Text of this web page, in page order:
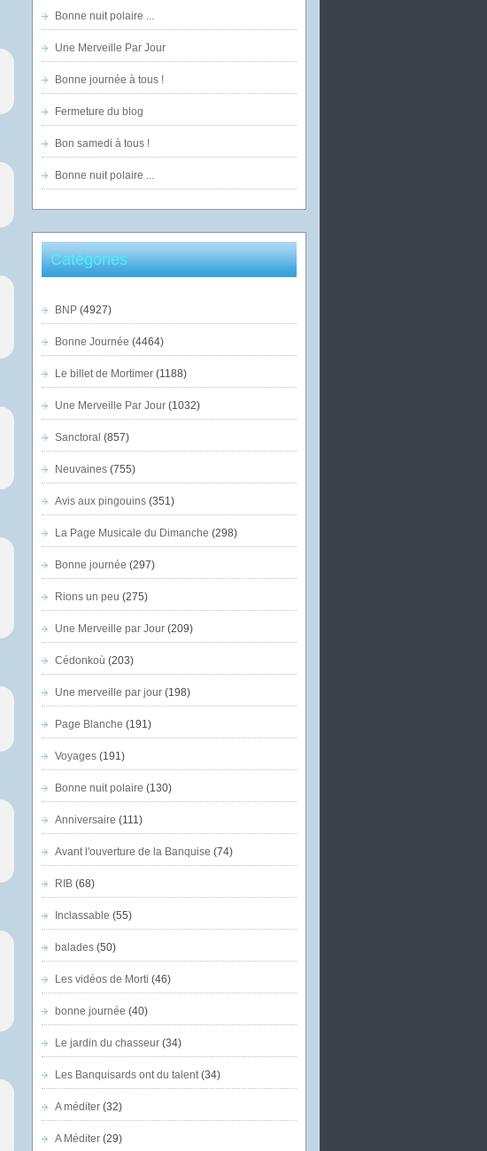
Bonne nuit polaire ...
Une Merveille Par Jour
Bonne journée à tous !
Fermeture du blog
Bon samedi à tous !
Bonne nuit polaire ...
Catégories
BNP(4927)
Bonne Journée (4464)
Le billet de Mortimer(1188)
Une Merveille Par Jour(1032)
Sanctoral (857)
Neuvaines(755)
Avis aux pingouins(351)
La Page Musicale du Dimanche (298)
Bonne journée (297)
Rions un peu (275)
Une Merveille par Jour(209)
Cédonkoù (203)
Une merveille par jour(198)
Page Blanche (191)
Voyages(191)
Bonne nuit polaire (130)
Anniversaire (111)
Avant l'ouverture de la Banquise (74)
RIB(68)
Inclassable (55)
balades(50)
Les vidéos de Morti (46)
bonne journée (40)
Le jardin du chasseur(34)
Les Banquisards ont du talent(34)
A méditer(32)
A Méditer(29)